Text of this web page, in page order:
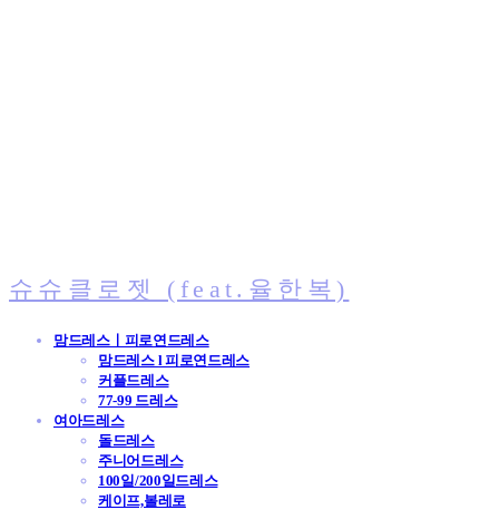
슈슈클로젯 (feat.율한복)
맘드레스ㅣ피로연드레스
맘드레스 l 피로연드레스
커플드레스
77-99 드레스
여아드레스
돌드레스
주니어드레스
100일/200일드레스
케이프,볼레로